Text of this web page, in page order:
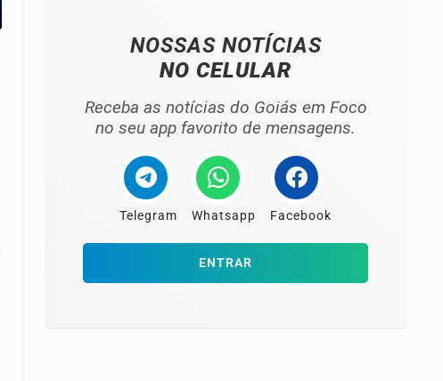
NOSSAS NOTÍCIAS
NO CELULAR
Receba as notícias do Goiás em Foco
no seu app favorito de mensagens.
Telegram Whatsapp Facebook
ENTRAR